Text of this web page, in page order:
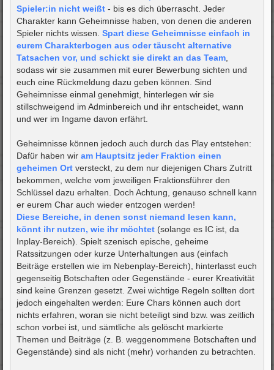
Spieler:in nicht weißt - bis es dich überrascht. Jeder
Charakter kann Geheimnisse haben, von denen die anderen
Spieler nichts wissen. Spart diese Geheimnisse einfach in
eurem Charakterbogen aus oder täuscht alternative
Tatsachen vor, und schickt sie direkt an das Team
sodass wir sie zusammen mit eurer Bewerbung sichten und
euch eine Rückmeldung dazu geben können. Sind
Geheimnisse einmal genehmigt, hinterlegen wir sie
stillschweigend im Adminbereich und ihr entscheidet, wann
und wer im Ingame davon erfährt.
Geheimnisse können jedoch auch durch das Play entstehen:
Dafür haben wir am Hauptsitz jeder Fraktion einen
geheimen Ort versteckt, zu dem nur diejenigen Chars Zutritt
bekommen, welche vom jeweiligen Fraktionsführer den
Schlüssel dazu erhalten. Doch Achtung, genauso schnell kann
er eurem Char auch wieder entzogen werden!
Diese Bereiche, in denen sonst niemand lesen kann,
könnt ihr nutzen, wie ihr möchtet (solange es IC ist, da
Inplay-Bereich). Spielt szenisch epische, geheime
Ratssitzungen oder kurze Unterhaltungen aus (einfach
Beiträge erstellen wie im Nebenplay-Bereich), hinterlasst euch
gegenseitig Botschaften oder Gegenstände - eurer Kreativität
sind keine Grenzen gesetzt. Zwei wichtige Regeln sollten dort
jedoch eingehalten werden: Eure Chars können auch dort
nichts erfahren, woran sie nicht beteiligt sind bzw. was zeitlich
schon vorbei ist, und sämtliche als gelöscht markierte
Themen und Beiträge (z. B. weggenommene Botschaften und
Gegenstände) sind als nicht (mehr) vorhanden zu betrachten.